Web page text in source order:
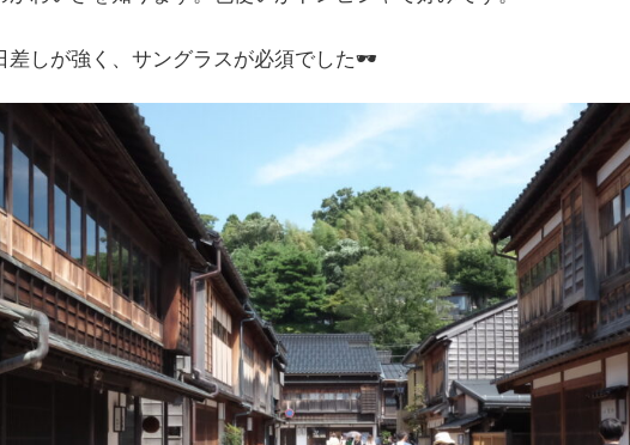
差しが強く、サングラスが必須でした🕶